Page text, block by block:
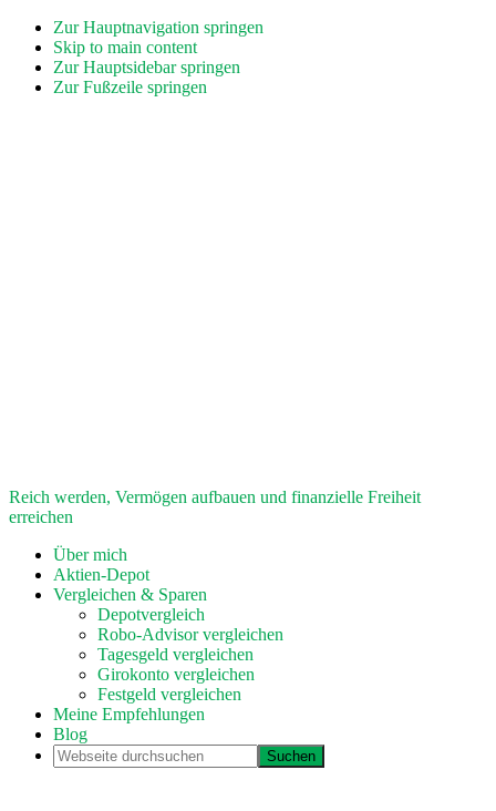
Zur Hauptnavigation springen
Skip to main content
Zur Hauptsidebar springen
Zur Fußzeile springen
Reich werden, Vermögen aufbauen und finanzielle Freiheit
erreichen
Über mich
Aktien-Depot
Vergleichen & Sparen
Depotvergleich
Robo-Advisor vergleichen
Tagesgeld vergleichen
Girokonto vergleichen
Festgeld vergleichen
Meine Empfehlungen
Blog
Webseite
durchsuchen